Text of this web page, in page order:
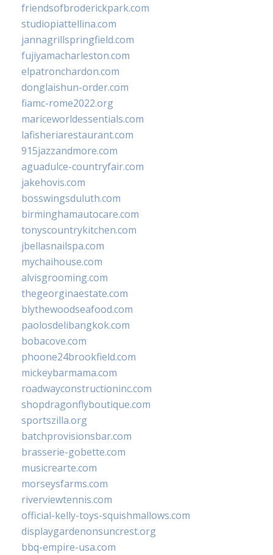
friendsofbroderickpark.com
studiopiattellina.com
jannagrillspringfield.com
fujiyamacharleston.com
elpatronchardon.com
donglaishun-order.com
fiamc-rome2022.org
mariceworldessentials.com
lafisheriarestaurant.com
915jazzandmore.com
aguadulce-countryfair.com
jakehovis.com
bosswingsduluth.com
birminghamautocare.com
tonyscountrykitchen.com
jbellasnailspa.com
mychaihouse.com
alvisgrooming.com
thegeorginaestate.com
blythewoodseafood.com
paolosdelibangkok.com
bobacove.com
phoone24brookfield.com
mickeybarmama.com
roadwayconstructioninc.com
shopdragonflyboutique.com
sportszilla.org
batchprovisionsbar.com
brasserie-gobette.com
musicrearte.com
morseysfarms.com
riverviewtennis.com
official-kelly-toys-squishmallows.com
displaygardenonsuncrest.org
bbq-empire-usa.com